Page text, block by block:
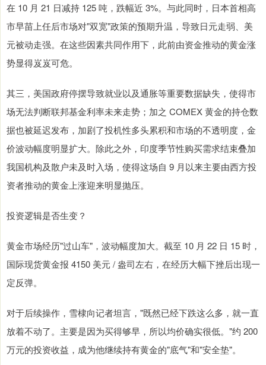
在 10 月 21 日减持 125 吨，跌幅近 3%。与此同时，日本首相高
市早苗上任后市场对"双宽"政策的预期升温，导致日元走弱、美
元被动走强。在这些因素共同作用下，此前由资金推动的黄金涨
势显得岌岌可危。
其三，美国政府停摆导致就业以及通胀等重要数据缺失，使得市
场无法判断联邦基金利率未来走势；加之 COMEX 黄金的持仓数
据也被延迟发布，加剧了投机性多头累积和市场的不透明度，金
价波动幅度明显扩大。除此之外，印度季节性购买需求结束叠加
我国机构及散户未及时入场，使得这场自 9 月以来主要由西方投
资者推动的黄金上涨迎来明显抛压。
投资逻辑是否生变？
黄金市场经历"过山车"，波动幅度加大。截至 10 月 22 日 15 时，
国际现货黄金报 4150 美元 / 盎司左右，在经历大幅下挫后出现一
定反弹。
对于后续操作，雪棣向记者坦言，"既然已经下跌这么多，就一直
放着不动了。主要是因为买得够早，所以均价确实很低。"约 200
万元的投资收益，成为他继续持有黄金的"底气"和"安全垫"。